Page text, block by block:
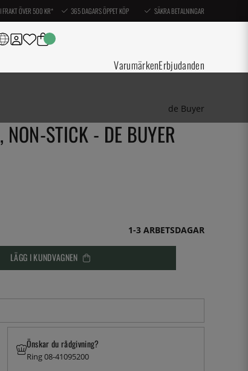
FRAKT ÖVER 500 KR* 365 DAGARS ÖPPET KÖP SÄKRA BETALNINGAR
VarumärkenErbjudanden
de Buyer
STICK - DE BUYER
1-3 ARBETSDAGAR
LÄGG I KUNDVAGNEN
Önskar du rådgivning?
Ring 08-41095200